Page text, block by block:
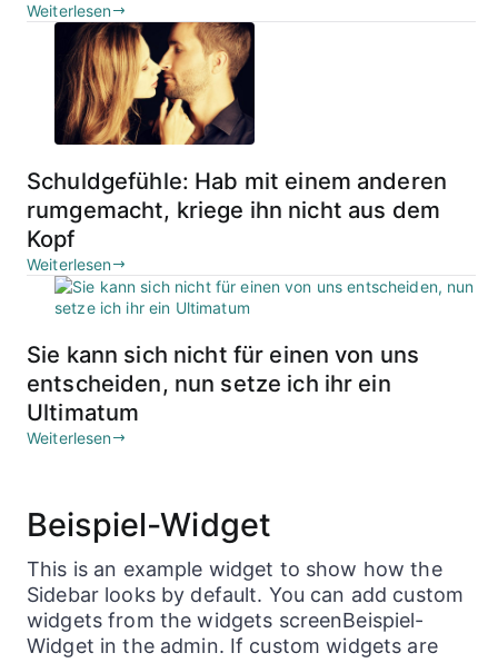
Weiterlesen
Schuldgefühle: Hab mit einem anderen
rumgemacht, kriege ihn nicht aus dem
Kopf
Weiterlesen
Sie kann sich nicht für einen von uns
entscheiden, nun setze ich ihr ein
Ultimatum
Weiterlesen
Beispiel-Widget
This is an example widget to show how the
Sidebar looks by default. You can add custom
widgets from the widgets screenBeispiel-
Widget in the admin. If custom widgets are